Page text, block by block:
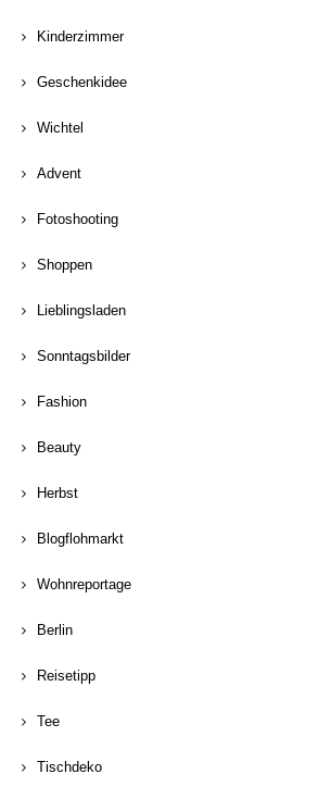
Kinderzimmer
Geschenkidee
Wichtel
Advent
Fotoshooting
Shoppen
Lieblingsladen
Sonntagsbilder
Fashion
Beauty
Herbst
Blogflohmarkt
Wohnreportage
Berlin
Reisetipp
Tee
Tischdeko